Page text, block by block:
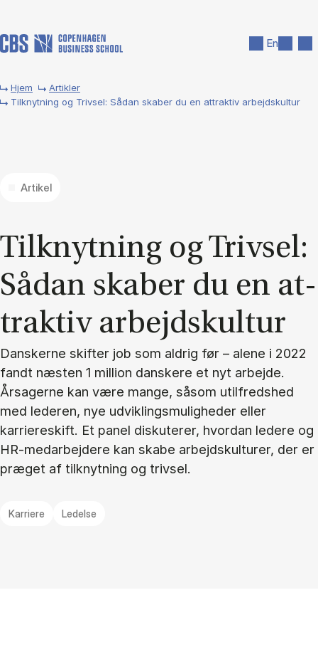
En
Hjem
Artikler
Tilknytning og Trivsel: Sådan skaber du en attraktiv arbejdskultur
Artikel
Til­knyt­ning og Triv­sel:
Så­dan ska­ber du en at­
trak­tiv ar­bejds­kul­tur
Danskerne skifter job som aldrig før – alene i 2022
fandt næsten 1 million danskere et nyt arbejde.
Årsagerne kan være mange, såsom utilfredshed
med lederen, nye udviklingsmuligheder eller
karriereskift. Et panel diskuterer, hvordan ledere og
HR-medarbejdere kan skabe arbejdskulturer, der er
præget af tilknytning og trivsel.
Karriere Ledelse